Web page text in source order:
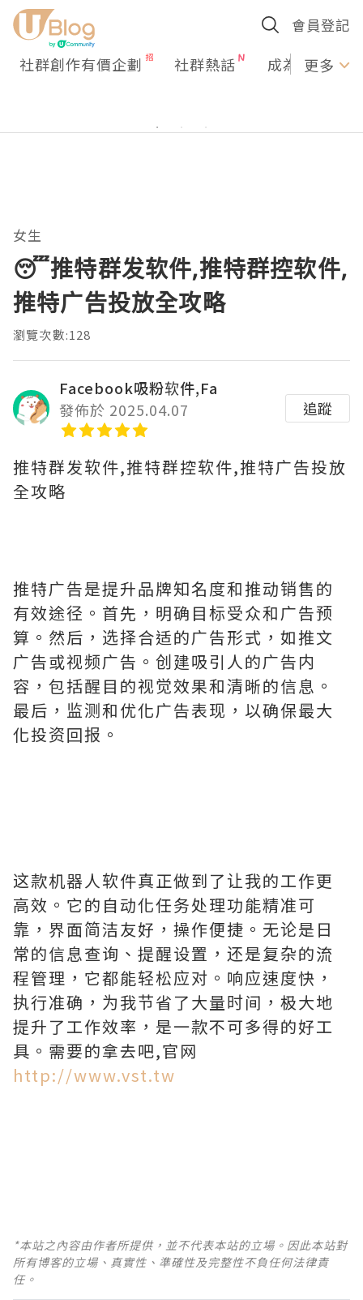
會員登記
社群創作有價企劃 社群熱話 成為U更多
女生
😴推特群发软件,推特群控软件,
推特广告投放全攻略
瀏覽次數:128
Facebook吸粉软件,Fa
發佈於 2025.04.07
追蹤
推特群发软件,推特群控软件,推特广告投放
全攻略
推特广告是提升品牌知名度和推动销售的
有效途径。首先，明确目标受众和广告预
算。然后，选择合适的广告形式，如推文
广告或视频广告。创建吸引人的广告内
容，包括醒目的视觉效果和清晰的信息。
最后，监测和优化广告表现，以确保最大
化投资回报。
这款机器人软件真正做到了让我的工作更
高效。它的自动化任务处理功能精准可
靠，界面简洁友好，操作便捷。无论是日
常的信息查询、提醒设置，还是复杂的流
程管理，它都能轻松应对。响应速度快，
执行准确，为我节省了大量时间，极大地
提升了工作效率，是一款不可多得的好工
具。需要的拿去吧,官网
http://www.vst.tw
*本站之內容由作者所提供，並不代表本站的立場。因此本站對
所有博客的立場、真實性、準確性及完整性不負任何法律責
任。